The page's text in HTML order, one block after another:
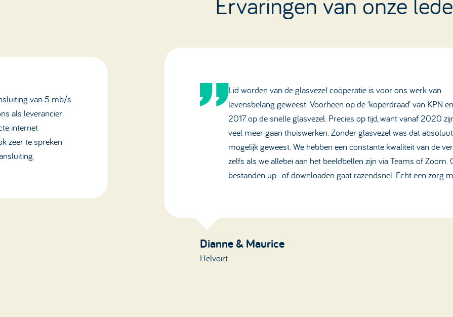
Lid worden van de glasvezel coöperatie is voor ons werk van
levensbelang geweest. Voorheen op de ‘koperdraad’ van KPN
2017 op de snelle glasvezel. Precies op tijd, want vanaf 2020
veel meer gaan thuiswerken. Zonder glasvezel was dat
mogelijk geweest. We hebben een constante kwaliteit van de
zelfs als we allebei aan het beeldbellen zijn via Teams of Zoom.
bestanden up- of downloaden gaat razendsnel. Echt een zorg
Dianne & Maurice
Helvoirt
van 5 mb/s
als leverancier
internet
zeer te spreken